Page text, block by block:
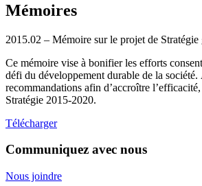
Mémoires
2015.02 – Mémoire sur le projet de
Ce mémoire vise à bonifier les efforts
défi du développement durable de la
recommandations afin d’accroître
Stratégie 2015-2020.
Télécharger
Communiquez avec nous
Nous joindre